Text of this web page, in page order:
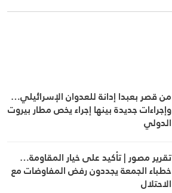
من قصر بعبدا إدانة للعدوان الإسرائيلي…
وإجراءات جديدة بينها إجراء يخص مطار بيروت
الدولي
تقرير مصور | تأكيد على خيار المقاومة…
خطباء الجمعة يجددون رفض المفاوضات مع
الاحتلال